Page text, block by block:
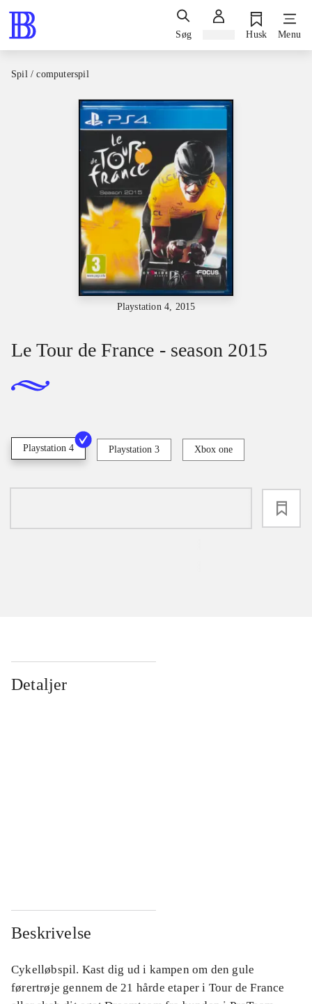
Søg Husk Menu
Spil / computerspil
Playstation 4, 2015
Le Tour de France - season 2015
Playstation 4 Playstation 3 Xbox one
Detaljer
Beskrivelse
Cykelløbspil. Kast dig ud i kampen om den gule
førertrøje gennem de 21 hårde etaper i Tour de France